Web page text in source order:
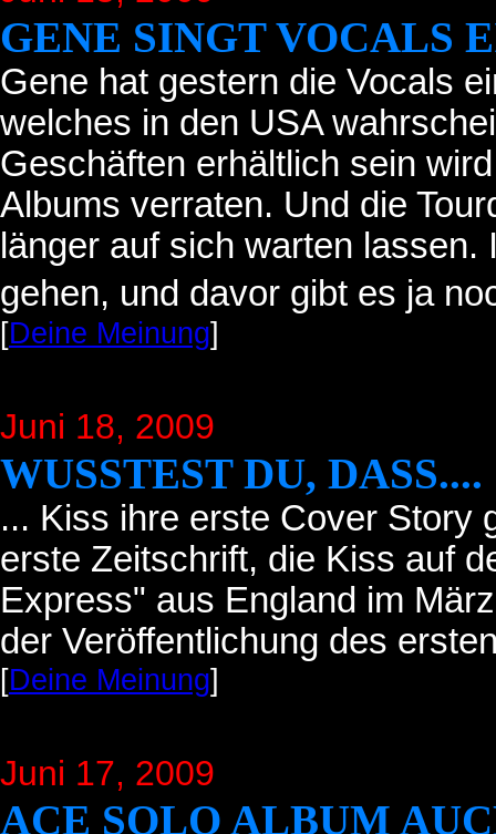
GENE SINGT VOCALS
Gene hat gestern die Vocals
welches in den USA
Geschäften erhältlich sein
Albums verraten. Und die
länger auf sich warten
gehen, und davor gibt es ja
[Deine Meinung]
Juni 18, 2009
WUSSTEST DU, DASS....
... Kiss ihre erste Cover Story
erste Zeitschrift, die Kiss auf
Express" aus England im
der Veröffentlichung des
[Deine Meinung]
Juni 17, 2009
ACE SOLO ALBUM